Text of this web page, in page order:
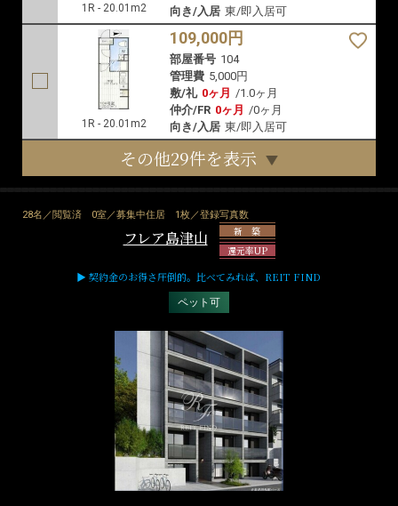
1R - 20.01m2
向き/入居 東/即入居可
1R - 20.01m2
109,000円
部屋番号 104
管理費 5,000円
敷/礼 0ヶ月 /1.0ヶ月
仲介/FR 0ヶ月 /0ヶ月
向き/入居 東/即入居可
その他29件を表示
28名／閲覧済 0室／募集中住居 1枚／登録写真数
フレア島津山
新 築
還元率UP
▶ 契約金のお得さ圧倒的。比べてみれば、REIT FIND
ペット可